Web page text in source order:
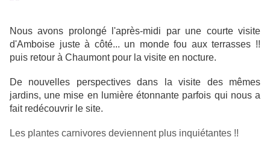
Nous avons prolongé l'après-midi par une courte visite
d'Amboise juste à côté... un monde fou aux terrasses !!
puis retour à Chaumont pour la visite en nocture.
De nouvelles perspectives dans la visite des mêmes
jardins, une mise en lumière étonnante parfois qui nous a
fait redécouvrir le site.
Les plantes carnivores deviennent plus inquiétantes !!